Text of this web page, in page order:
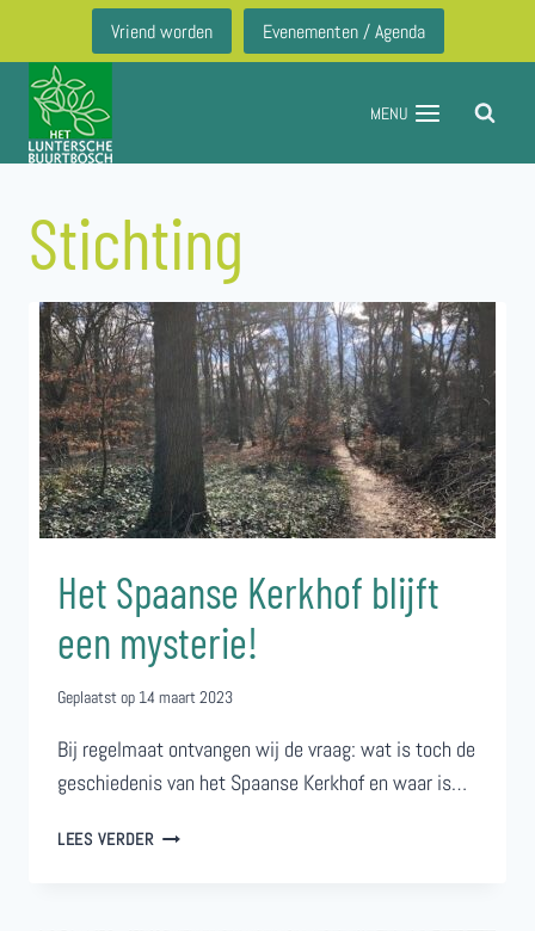
inhoud
Vriend worden Evenementen / Agenda
MENU
Stichting
Het Spaanse Kerkhof blijft
een mysterie!
Geplaatst op 14 maart 2023
Bij regelmaat ontvangen wij de vraag: wat is toch de
geschiedenis van het Spaanse Kerkhof en waar is…
LEES VERDERHET